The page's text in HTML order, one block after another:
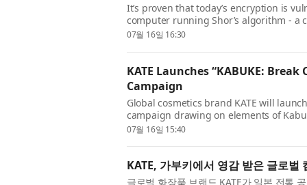
It’s proven that today’s encryption is
computer running Shor’s algorithm - a
before such a cryptographically
07월 16일 16:30
KATE Launches “KABUKE:
Campaign
Global cosmetics brand KATE will
campaign drawing on elements of
campaign debuts on Wednesday, July
07월 16일 15:40
KATE, 가부키에서 영감 받은 글로벌
글로벌 화장품 브랜드 KATE가 일본 전통